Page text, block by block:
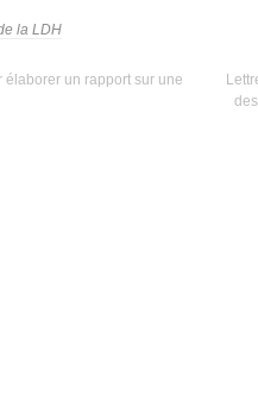
la LDH
élaborer un rapport sur une